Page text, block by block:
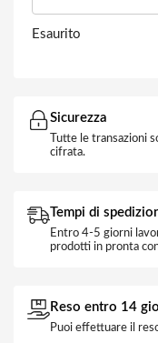
Esaurito
Sicurezza
Tutte le transazioni
cifrata.
Tempi di
Entro 4-5 giorni
prodotti in pronta
Reso entro 14
Puoi effettuare il